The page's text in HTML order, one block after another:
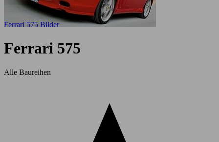
Ferrari 575 Bilder
Ferrari 575
Alle Baureihen